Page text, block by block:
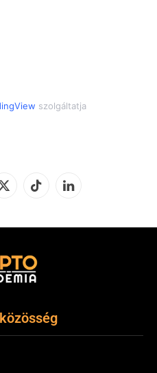
szolgáltatja
X
TikTok LinkedIn